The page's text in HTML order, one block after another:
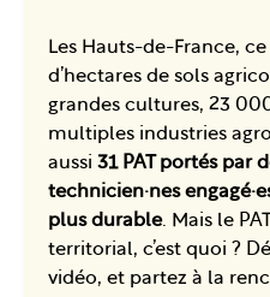
Les Hauts-de-France,
d’hectares de sols
grandes cultures, 23
multiples industries
aussi 31 PAT portés par
technicien·nes
plus durable. Mais le
territorial, c’est quoi ?
vidéo, et partez à la